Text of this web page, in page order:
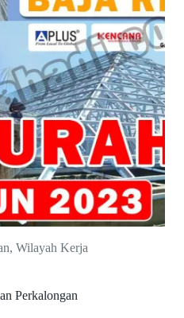
, Wilayah Kerja
Perkalongan